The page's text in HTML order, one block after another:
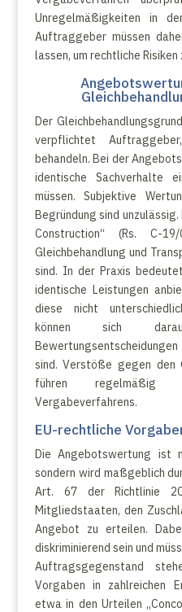
Unregelmäßigkeiten in
Auftraggeber müssen
lassen, um rechtliche Risiken
Der
verpflichtet
behandeln. Bei der
identische Sachverhalte
müssen. Subjektive
Begründung sind
Construction“ (Rs. C-
Gleichbehandlung und
sind. In der Praxis
identische Leistungen
diese nicht
können sich
sind. Verstöße gegen den
führen
Vergabeverfahrens.
EU-rechtliche
Die Angebotswertung ist
sondern wird maßgeblich
Art. 67 der Richtlinie
Mitgliedstaaten, den
Angebot zu erteilen.
diskriminierend sein und
Auftragsgegenstand
Vorgaben in zahlreichen
etwa in den Urteilen